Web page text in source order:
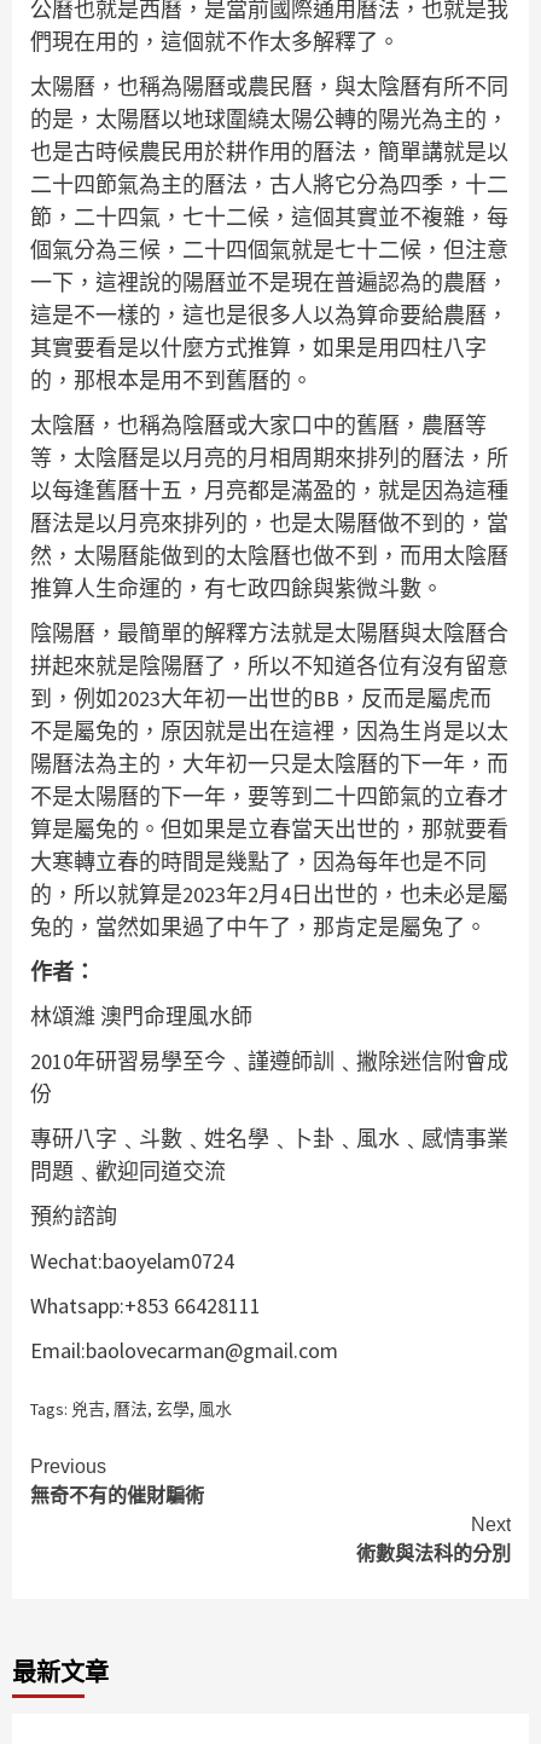
公曆也就是西曆，是當前國際通用曆法，也就是我
們現在用的，這個就不作太多解釋了。
太陽曆，也稱為陽曆或農民曆，與太陰曆有所不同
的是，太陽曆以地球圍繞太陽公轉的陽光為主的，
也是古時候農民用於耕作用的曆法，簡單講就是以
二十四節氣為主的曆法，古人將它分為四季，十二
節，二十四氣，七十二候，這個其實並不複雜，每
個氣分為三候，二十四個氣就是七十二候，但注意
一下，這裡說的陽曆並不是現在普遍認為的農曆，
這是不一樣的，這也是很多人以為算命要給農曆，
其實要看是以什麼方式推算，如果是用四柱八字
的，那根本是用不到舊曆的。
太陰曆，也稱為陰曆或大家口中的舊曆，農曆等
等，太陰曆是以月亮的月相周期來排列的曆法，所
以每逢舊曆十五，月亮都是滿盈的，就是因為這種
曆法是以月亮來排列的，也是太陽曆做不到的，當
然，太陽曆能做到的太陰曆也做不到，而用太陰曆
推算人生命運的，有七政四餘與紫微斗數。
陰陽曆，最簡單的解釋方法就是太陽曆與太陰曆合
拼起來就是陰陽曆了，所以不知道各位有沒有留意
到，例如2023大年初一出世的BB，反而是屬虎而
不是屬兔的，原因就是出在這裡，因為生肖是以太
陽曆法為主的，大年初一只是太陰曆的下一年，而
不是太陽曆的下一年，要等到二十四節氣的立春才
算是屬兔的。但如果是立春當天出世的，那就要看
大寒轉立春的時間是幾點了，因為每年也是不同
的，所以就算是2023年2月4日出世的，也未必是屬
兔的，當然如果過了中午了，那肯定是屬兔了。
作者：
林頌濰 澳門命理風水師
2010年研習易學至今﹑謹遵師訓﹑撇除迷信附會成
份
專研八字﹑斗數﹑姓名學﹑卜卦﹑風水﹑感情事業
問題﹑歡迎同道交流
預約諮詢
Wechat:baoyelam0724
Whatsapp:+853 66428111
Email:baolovecarman@gmail.com
Tags: 兇吉, 曆法, 玄學, 風水
Continue
Reading
Previous
無奇不有的催財騙術
Next
術數與法科的分別
最新文章